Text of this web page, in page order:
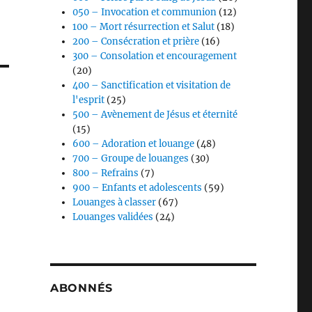
050 – Invocation et communion (12)
100 – Mort résurrection et Salut (18)
200 – Consécration et prière (16)
300 – Consolation et encouragement
(20)
400 – Sanctification et visitation de
l'esprit (25)
500 – Avènement de Jésus et éternité
(15)
600 – Adoration et louange (48)
700 – Groupe de louanges (30)
800 – Refrains (7)
900 – Enfants et adolescents (59)
Louanges à classer (67)
Louanges validées (24)
ABONNÉS